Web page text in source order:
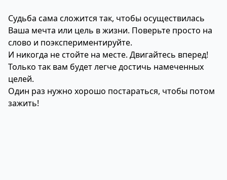
Судьба сама сложится так, чтобы осуществилась
Ваша мечта или цель в жизни. Поверьте просто на
слово и поэкспериментируйте.
И никогда не стойте на месте. Двигайтесь вперед!
Только так вам будет легче достичь намеченных
целей.
Один раз нужно хорошо постараться, чтобы потом
зажить!